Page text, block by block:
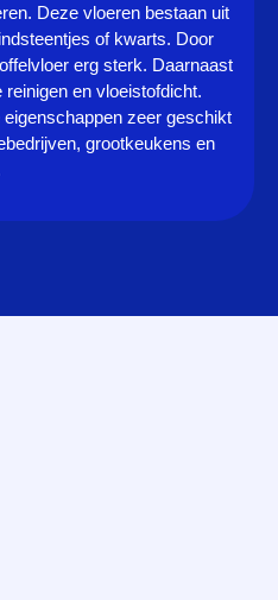
Deze vloeren bestaan uit
of kwarts. Door
erg sterk. Daarnaast
en vloeistofdicht.
zeer geschikt
grootkeukens en